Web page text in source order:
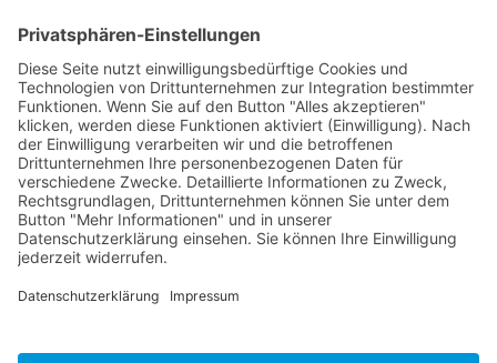
Beratung anfordern
* Mit einem Klick verlässt Du unser Angebot.
Bildnachweis:
© AdobeStock :ealstock1, © AdobeStock: Galina Zhigalova, © AdobeStock: olezzo, ©